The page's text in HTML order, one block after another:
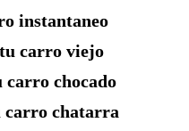
instantaneo
carro viejo
carro chocado
carro chatarra